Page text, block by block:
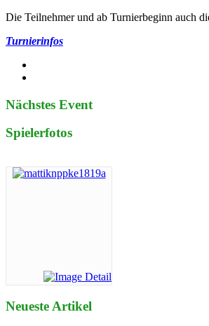
Die Teilnehmer und ab Turnierbeginn auch
Turnierinfos
Nächstes Event
Spielerfotos
Neueste Artikel